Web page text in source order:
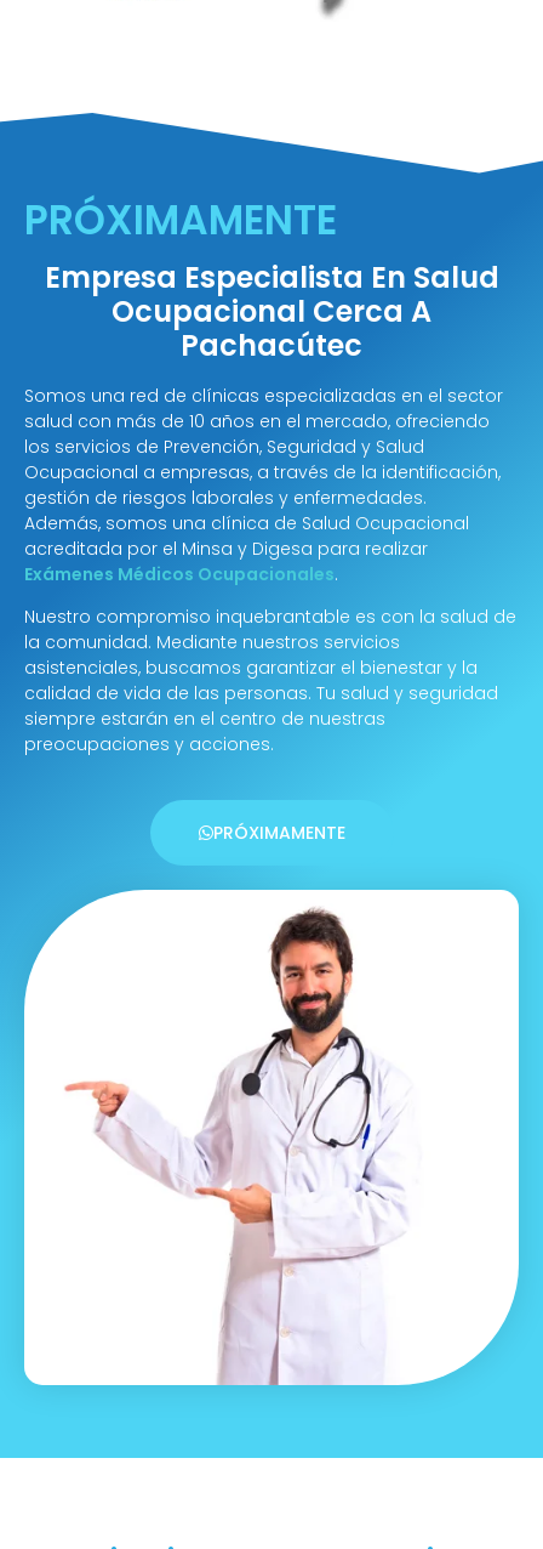
PRÓXIMAMENTE
Empresa Especialista En Salud
Ocupacional Cerca A
Pachacútec
Somos una red de clínicas especializadas en el sector
salud con más de 10 años en el mercado, ofreciendo
los servicios de Prevención, Seguridad y Salud
Ocupacional a empresas, a través de la identificación,
gestión de riesgos laborales y enfermedades.
Además, somos una clínica de Salud Ocupacional
acreditada por el Minsa y Digesa para realizar
Exámenes Médicos Ocupacionales.
Nuestro compromiso inquebrantable es con la salud de
la comunidad. Mediante nuestros servicios
asistenciales, buscamos garantizar el bienestar y la
calidad de vida de las personas. Tu salud y seguridad
siempre estarán en el centro de nuestras
preocupaciones y acciones.
PRÓXIMAMENTE